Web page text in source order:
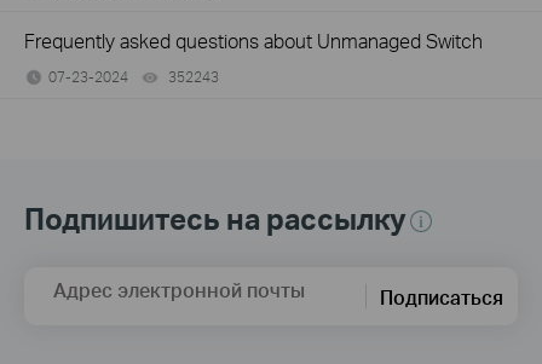
Frequently asked questions about Unmanaged Switch
07-23-2024 352243
Подпишитесь на рассылку
Адрес электронной почты Подписаться